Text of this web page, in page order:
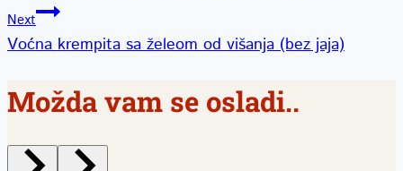
Next
Voćna krempita sa želeom od višanja (bez jaja)
Možda vam se osladi..